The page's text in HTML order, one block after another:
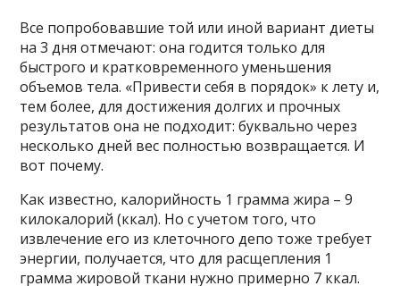
Все попробовавшие той или иной вариант диеты
на 3 дня отмечают: она годится только для
быстрого и кратковременного уменьшения
объемов тела. «Привести себя в порядок» к лету и,
тем более, для достижения долгих и прочных
результатов она не подходит: буквально через
несколько дней вес полностью возвращается. И
вот почему.
Как известно, калорийность 1 грамма жира – 9
килокалорий (ккал). Но с учетом того, что
извлечение его из клеточного депо тоже требует
энергии, получается, что для расщепления 1
грамма жировой ткани нужно примерно 7 ккал.